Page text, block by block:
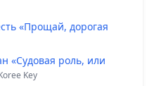
«Прощай, дорогая
«Судовая роль, или
Key